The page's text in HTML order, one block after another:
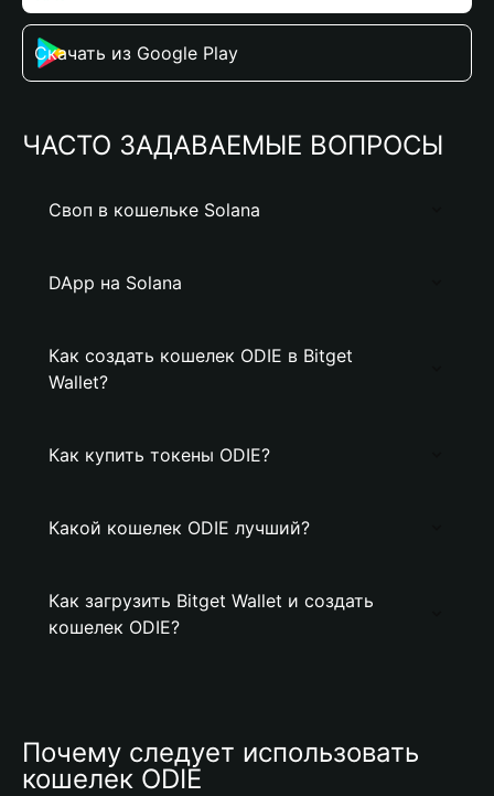
Скачать из Google Play
ЧАСТО ЗАДАВАЕМЫЕ ВОПРОСЫ
Своп в кошельке Solana
DApp на Solana
Как создать кошелек ODIE в Bitget
Wallet?
Как купить токены ODIE?
Какой кошелек ODIE лучший?
Как загрузить Bitget Wallet и создать
кошелек ODIE?
Почему следует использовать
кошелек ODIE